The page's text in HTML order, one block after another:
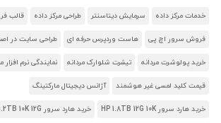
خدمات مرکز داده سرمایش دیتاسنتر طراحی مرکز داده قالب
فروش سرور اچ پی هاست وردپرس حرفه ای طراحی سایت در
خرید پولوشرت مردانه تیشرت شلوارک مردانه نمایندگی نرم
قیمت کلید لمسی غیر هوشمند آژانس دیجیتال مارکتینگ
خرید هارد سرور HP 1.8TB 12G 10K خرید هارد سرور HP 1.2TB 10K 12G